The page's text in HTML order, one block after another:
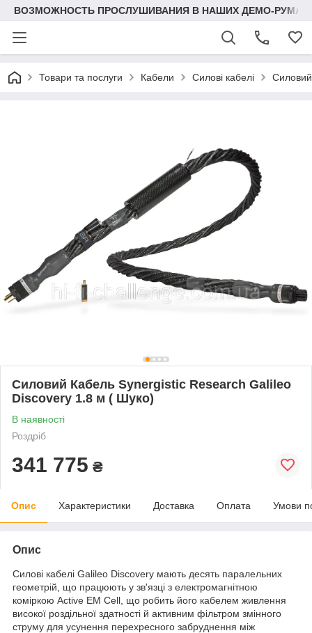
ВОЗМОЖНОСТЬ ПРОСЛУШИВАНИЯ В НАШИХ ДЕМО-РУМАХ
Товари та послуги Кабели Силові кабелі
Силовий Кабель Synergistic Research Galileo
Discovery 1.8 м ( Шуко)
В наявності
Роздріб
341 775 ₴
Опис Характеристики Доставка Оплата Умови
Опис
Силові кабелі Galileo Discovery мають десять паралельних
геометрій, що працюють у зв'язці з електромагнітною
коміркою Active EM Cell, що робить його кабелем живлення
високої роздільної здатності й активним фільтром змінного
струму для усунення перехресного забруднення між